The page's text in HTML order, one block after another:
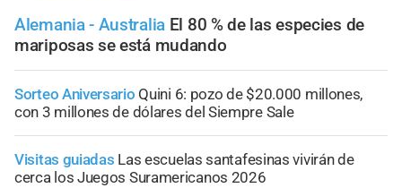
Alemania - Australia El 80 % de las especies de
mariposas se está mudando
Sorteo Aniversario Quini 6: pozo de $20.000 millones,
con 3 millones de dólares del Siempre Sale
Visitas guiadas Las escuelas santafesinas vivirán de
cerca los Juegos Suramericanos 2026